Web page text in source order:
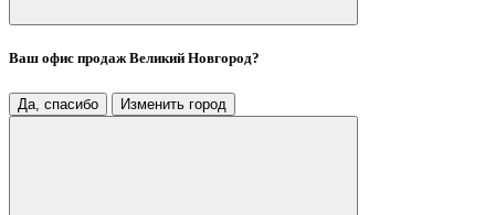
Ваш офис продажВеликий Новгород?
Да, спасибо Изменить город